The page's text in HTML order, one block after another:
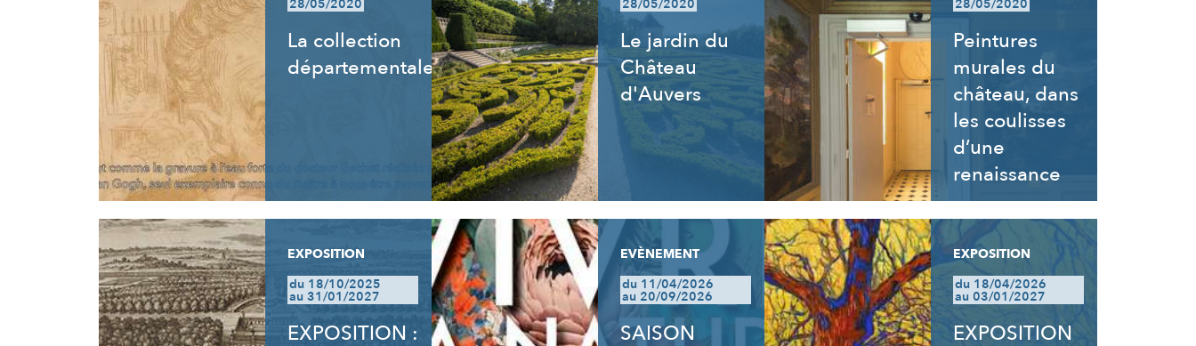
28/05/2020
La collection
départementale
28/05/2020
Le jardin du
Château
d'Auvers
28/05/2020
Peintures
murales du
château, dans
les coulisses
d’une
renaissance
EXPOSITION
du 18/10/2025
au 31/01/2027
EXPOSITION :
EVÈNEMENT
du 11/04/2026
au 20/09/2026
SAISON
EXPOSITION
du 18/04/2026
au 03/01/2027
EXPOSITION